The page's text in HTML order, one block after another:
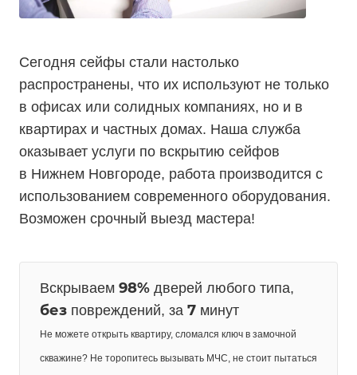
Сегодня сейфы стали настолько
распространены, что их используют не только
в офисах или солидных компаниях, но и в
квартирах и частных домах. Наша служба
оказывает услуги по вскрытию сейфов
в Нижнем Новгороде, работа производится с
использованием современного оборудования.
Возможен срочный выезд мастера!
Вскрываем 98% дверей любого типа,
без повреждений, за 7 минут
Не можете открыть квартиру, сломался ключ в замочной
скважине? Не торопитесь вызывать МЧС, не стоит пытаться